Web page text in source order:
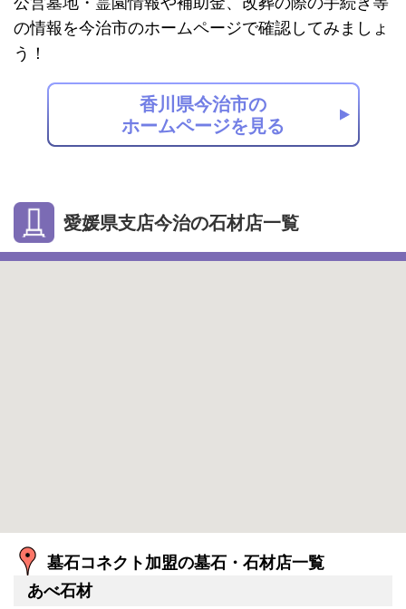
の情報を今治市のホームページで確認してみましょ
う！
香川県今治市の
ホームページを見る
愛媛県支店今治の石材店一覧
墓石コネクト加盟の墓石・石材店一覧
あべ石材